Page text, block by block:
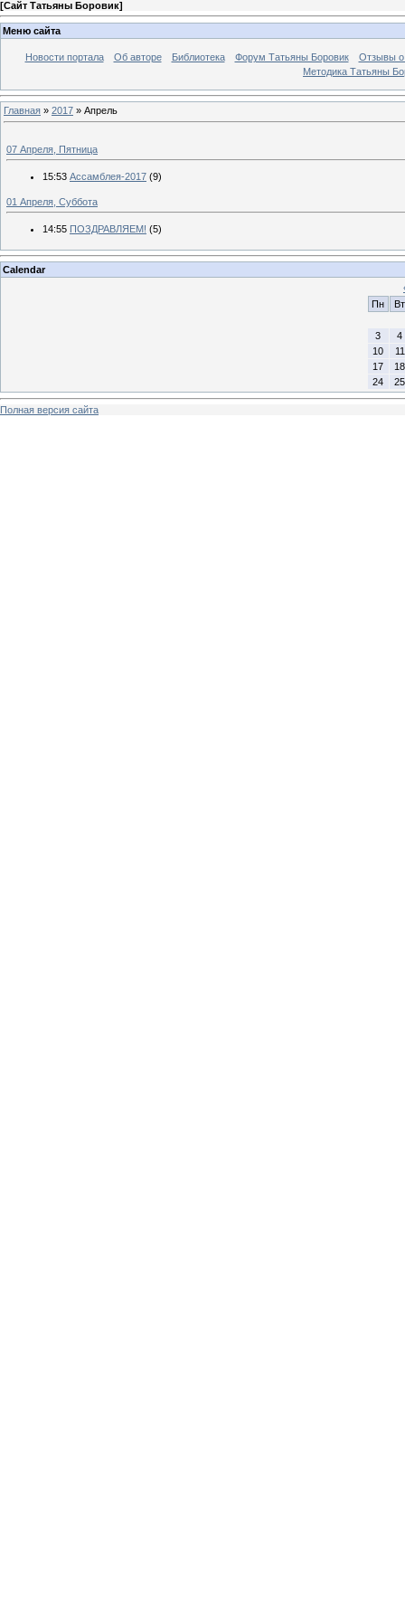
[Сайт Татьяны Боровик]
Меню сайта
Новости портала Об авторе Библиотека Форум Татьяны Боровик
Отзывы о
Методика Татьяны
Главная » 2017 » Апрель
07 Апреля, Пятница
15:53 Ассамблея-2017 (9)
01 Апреля, Суббота
14:55 ПОЗДРАВЛЯЕМ! (5)
Calendar
Пн
Вт
3
4
10
11
17
18
24
25
Полная версия сайта